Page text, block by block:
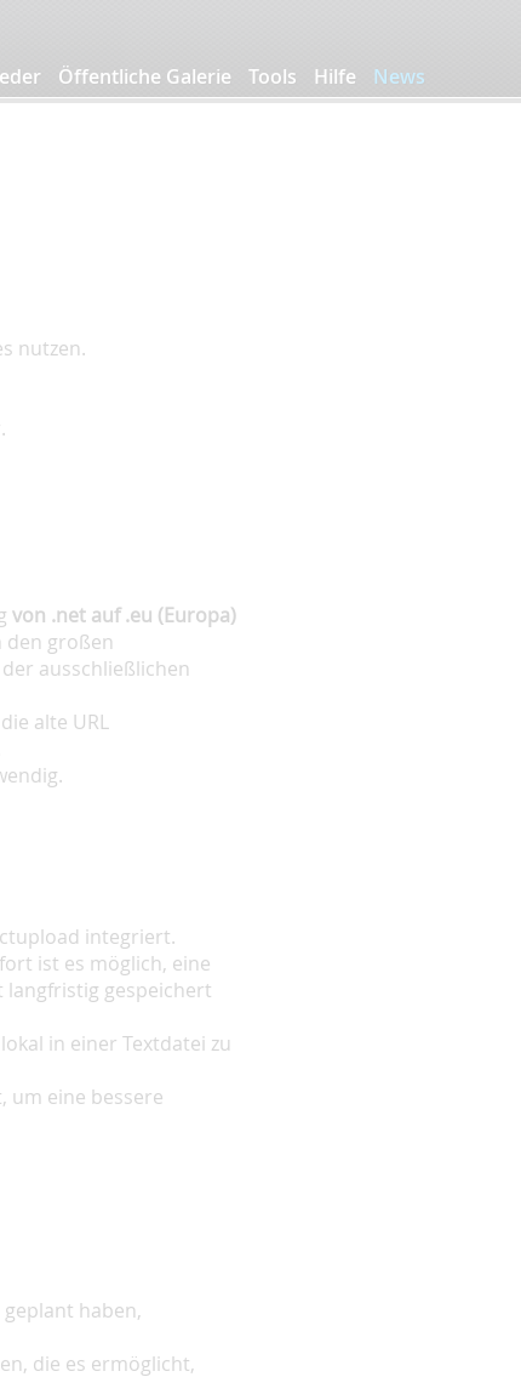
Öffentliche Galerie Tools Hilfe News
nutzen.
von .net auf .eu (Europa)
den großen
ausschließlichen
alte URL
integriert.
ist es möglich, eine
langfristig gespeichert
in einer Textdatei zu
um eine bessere
haben,
die es ermöglicht,